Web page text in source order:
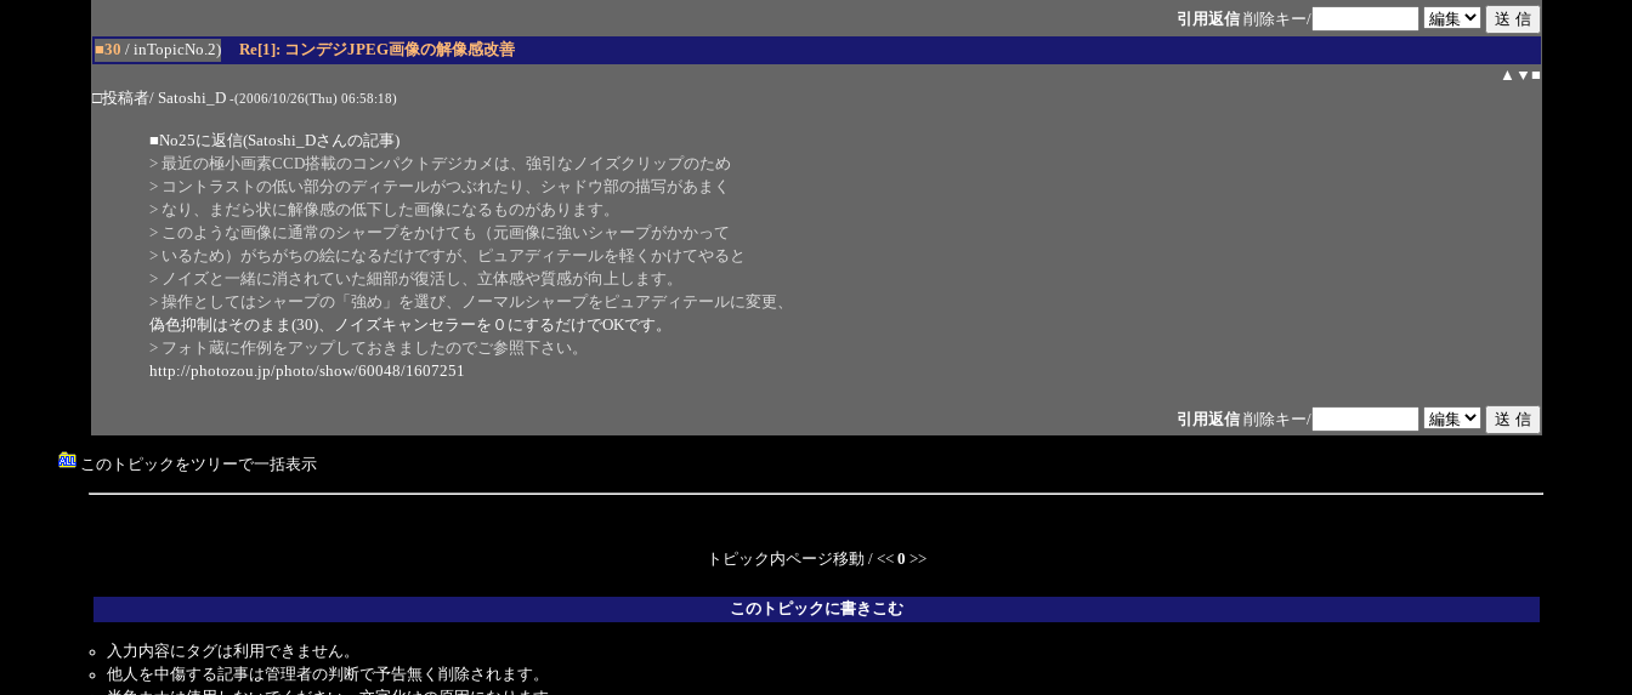
引用返信 削除キー/
■30 / inTopicNo.2)
Re[1]: コンデジJPEG画像の解像感改善
▲ ▼ ■
□投稿者/ Satoshi_D -(2006/10/26(Thu) 06:58:18)
■No25に返信(Satoshi_Dさんの記事)
> 最近の極小画素CCD搭載のコンパクトデジカメは、強引なノイズクリップのため
> コントラストの低い部分のディテールがつぶれたり、シャドウ部の描写があまく
> なり、まだら状に解像感の低下した画像になるものがあります。
> このような画像に通常のシャープをかけても（元画像に強いシャープがかかって
> いるため）がちがちの絵になるだけですが、ピュアディテールを軽くかけてやると
> ノイズと一緒に消されていた細部が復活し、立体感や質感が向上します。
> 操作としてはシャープの「強め」を選び、ノーマルシャープをピュアディテールに変更、
偽色抑制はそのまま(30)、ノイズキャンセラーを０にするだけでOKです。
> フォト蔵に作例をアップしておきましたのでご参照下さい。
http://photozou.jp/photo/show/60048/1607251
引用返信 削除キー/
このトピックをツリーで一括表示
トピック内ページ移動 / << 0 >>
このトピックに書きこむ
入力内容にタグは利用できません。
他人を中傷する記事は管理者の判断で予告無く削除されます。